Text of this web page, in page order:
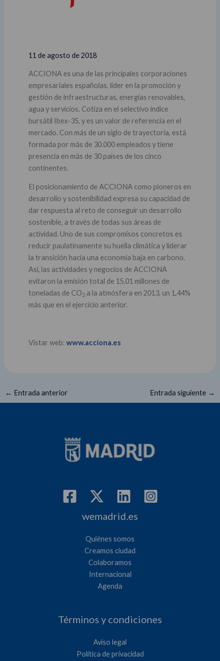
11 de agosto de 2018
ACCIONA es una de las principales corporaciones
empresariales españolas, líder en la promoción y
gestión de infraestructuras, energías renovables,
agua y servicios. Cotiza en el selectivo índice
bursátil Ibex-35, y es un valor de referencia en el
mercado. Con más de un siglo de trayectoria, está
formada por más de 30.000 empleados y tiene
presencia en más de 30 países de los cinco
continentes.
El posicionamiento de ACCIONA como pioneros en
desarrollo y sostenibilidad expresa su capacidad de
dar respuesta al reto de conseguir un desarrollo
sostenible, a través de todas sus áreas de
actividad. Uno de sus compromisos concretos es
reducir paulatinamente su huella climática y liderar
la transición hacia una economía baja en carbono.
Así, las actividades y negocios de ACCIONA
evitaron la emisión total de 15,01 millones de
toneladas de CO2a la atmósfera en 2013, un 1,44%
más que en el ejercicio anterior.
Vistar web: www.acciona.es
← Entrada anterior Entrada siguiente →
wemadrid.es
Quiénes somos
Creamos ciudad
Colaboramos
Internacional
Agenda
Términos y condiciones
Aviso legal
Política de privacidad